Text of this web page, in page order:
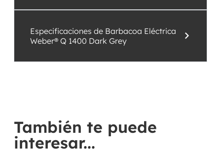
Especificaciones de Barbacoa Eléctrica
Weber® Q 1400 Dark Grey
También te puede
interesar...